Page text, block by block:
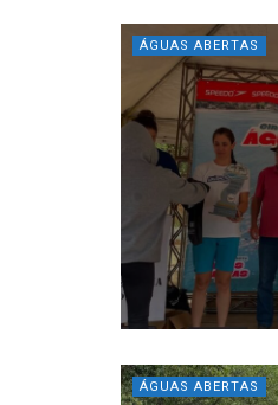
ÁGUAS ABERTAS
ÁGUAS ABERTAS